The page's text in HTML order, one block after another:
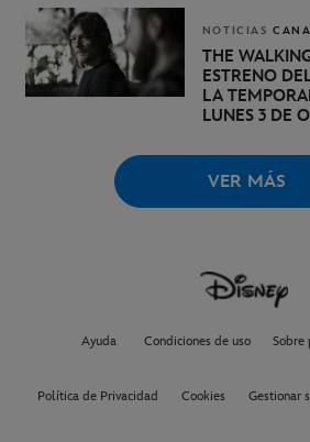
NOTICIAS
THE
ESTRENO
LA
LUNES 3 DE
VER MÁS
Ayuda Condiciones de uso Sobre
Política de Privacidad Cookies Gestionar